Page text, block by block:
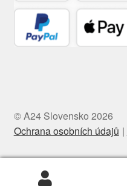
© A24 Slovensko 2026
Ochrana osobních údajů
Vyhľadávanie